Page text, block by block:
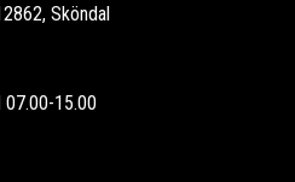
Sköndal
07.00-15.00